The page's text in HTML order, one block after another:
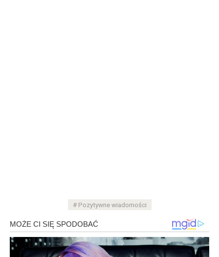
Pozytywne wiadomości